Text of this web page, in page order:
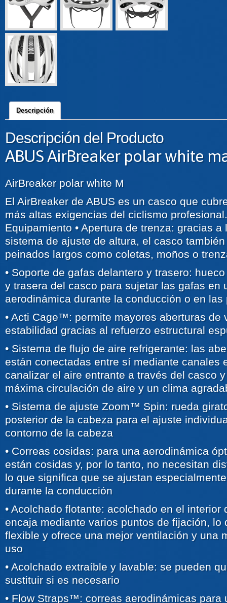
Descripción
Descripción del Producto
ABUS AirBreaker polar white
AirBreaker polar white M
El AirBreaker de ABUS es un casco que
más altas exigencias del ciclismo
Equipamiento • Apertura de trenza: gracias
sistema de ajuste de altura, el casco
peinados largos como coletas, moños o
• Soporte de gafas delantero y trasero:
y trasera del casco para sujetar las gafas en
aerodinámica durante la conducción o en las
• Acti Cage™: permite mayores aberturas de
estabilidad gracias al refuerzo estructural
• Sistema de flujo de aire refrigerante: las
están conectadas entre sí mediante canales
canalizar el aire entrante a través del casco
máxima circulación de aire y un clima
• Sistema de ajuste Zoom™ Spin: rueda
posterior de la cabeza para el ajuste
contorno de la cabeza
• Correas cosidas: para una aerodinámica
están cosidas y, por lo tanto, no necesitan
lo que significa que se ajustan
durante la conducción
• Acolchado flotante: acolchado en el interior
encaja mediante varios puntos de fijación, lo
flexible y ofrece una mejor ventilación y una
uso
• Acolchado extraíble y lavable: se pueden
sustituir si es necesario
• Flow Straps™: correas aerodinámicas para